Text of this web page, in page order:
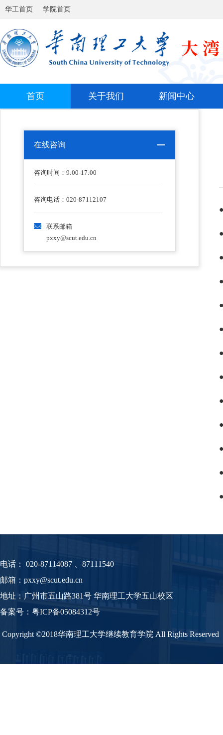
华工首页 学院首页
首页 关于我们 新闻中心
在线咨询
咨询时间： 9:00-17:00
咨询电话：020-87112107
联系邮箱
pxxy@scut.edu.cn
电话： 020-87114087 、87111540
邮箱：pxxy@scut.edu.cn
地址：广州市五山路381号 华南理工大学五山校区
备案号： 粤ICP备05084312号
Copyright ©2018华南理工大学继续教育学院 All Rights Reserved